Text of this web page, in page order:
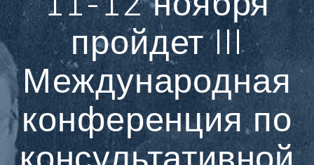
пройдет III
Международная
конференция по